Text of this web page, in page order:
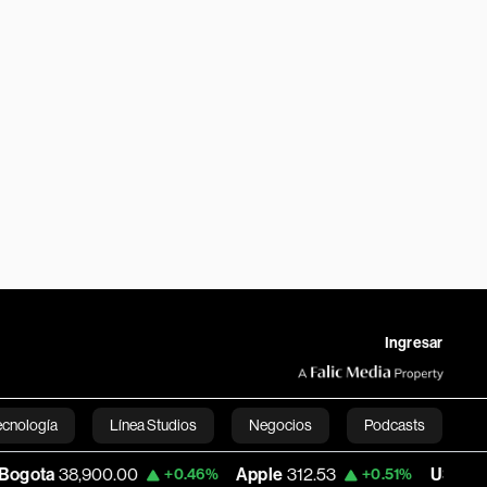
Ingresar
Línea Studios Negocios Podcasts
English+0.46% Apple 312.53 +0.51% USD COP